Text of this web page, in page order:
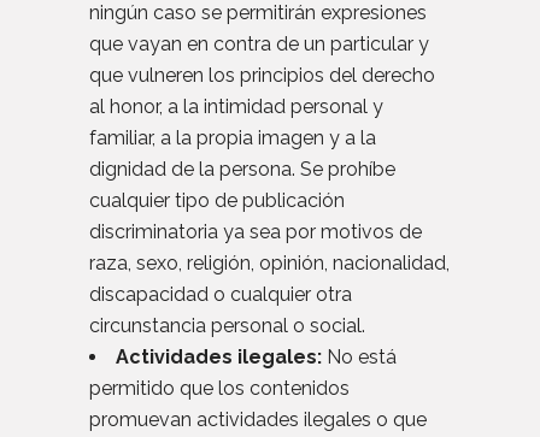
ningún caso se permitirán expresiones
que vayan en contra de un particular y
que vulneren los principios del derecho
al honor, a la intimidad personal y
familiar, a la propia imagen y a la
dignidad de la persona. Se prohíbe
cualquier tipo de publicación
discriminatoria ya sea por motivos de
raza, sexo, religión, opinión, nacionalidad,
discapacidad o cualquier otra
circunstancia personal o social.
Actividades ilegales: No está
permitido que los contenidos
promuevan actividades ilegales o que